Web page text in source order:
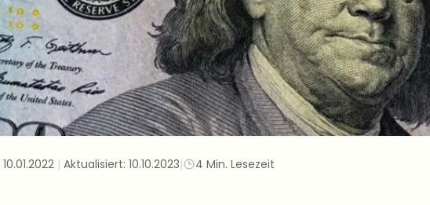
10.01.2022 | Aktualisiert: 10.10.2023| 4 Min. Lesezeit